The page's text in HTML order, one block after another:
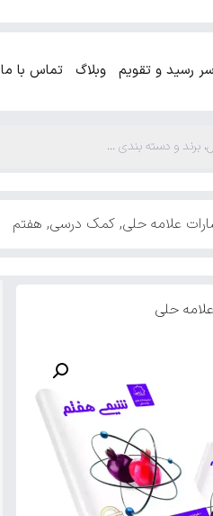
سر رسید و تقویم وبلاگ تماس با ما
علامه حلی, کمک درسی, هفتم
حلی